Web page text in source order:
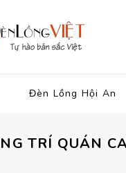
Đèn Lồng Hội An
TRÍ QUÁN